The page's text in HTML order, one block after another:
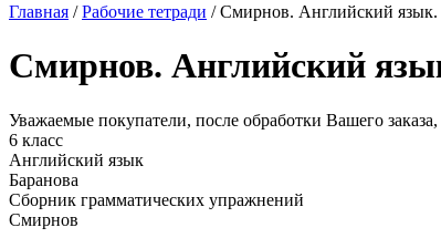
Главная /Рабочие тетради / Смирнов. Английский язык.
Смирнов. Английский
Уважаемые покупатели, после обработки Вашего
6 класс
Английский язык
Баранова
Сборник грамматических упражнений
Смирнов